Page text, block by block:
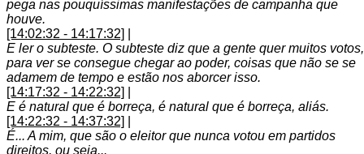
pega nas pouquíssimas manifestações de campanha que
houve.
[14:02:32 - 14:17:32]
E ler o subteste. O subteste diz que a gente quer muitos votos,
para ver se consegue chegar ao poder, coisas que não se se
adamem de tempo e estão nos aborcer isso.
[14:17:32 - 14:22:32]
E é natural que é borreça, é natural que é borreça, aliás.
[14:22:32 - 14:37:32]
É... A mim, que são o eleitor que nunca votou em partidos
direitos, ou seja...